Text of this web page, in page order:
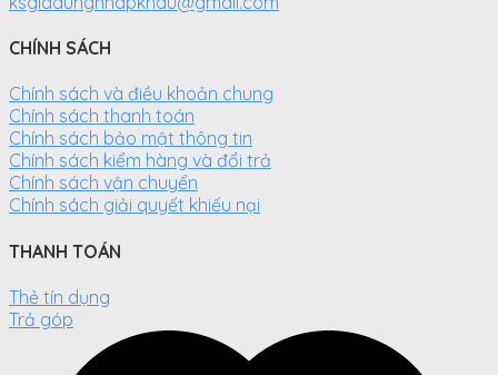
CHÍNH SÁCH
Chính sách và điều khoản chung
Chính sách thanh toán
Chính sách bảo mật thông tin
Chính sách kiểm hàng và đổi trả
Chính sách vận chuyển
Chính sách giải quyết khiếu nại
THANH TOÁN
Thẻ tín dụng
Trả góp